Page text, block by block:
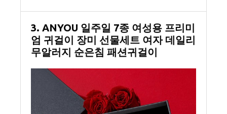
3. ANYOU 일주일 7종 여성용 프리미
엄 귀걸이 장미 선물세트 여자 데일리
무알러지 순은침 패션귀걸이